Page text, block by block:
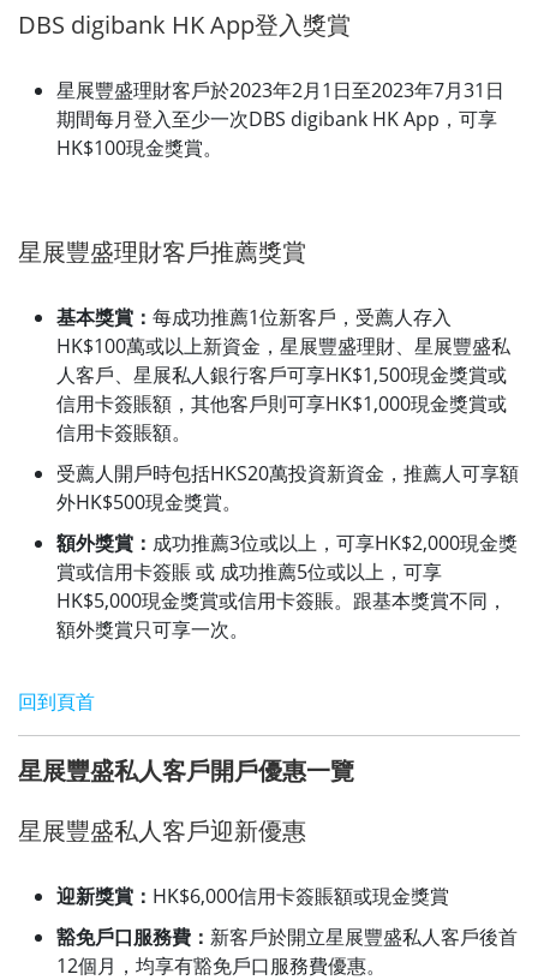
DBS digibank HK App登入獎賞
星展豐盛理財客戶於2023年2月1日至2023年7月31日
期間每月登入至少一次DBS digibank HK App，可享
HK$100現金獎賞。
星展豐盛理財客戶推薦獎賞
基本獎賞： 每成功推薦1位新客戶，受薦人存入
HK$100萬或以上新資金，星展豐盛理財、星展豐盛私
人客戶、星展私人銀行客戶可享HK$1,500現金獎賞或
信用卡簽賬額，其他客戶則可享HK$1,000現金獎賞或
信用卡簽賬額。
受薦人開戶時包括HKS20萬投資新資金，推薦人可享額
外HK$500現金獎賞。
額外獎賞： 成功推薦3位或以上，可享HK$2,000現金獎
賞或信用卡簽賬 或 成功推薦5位或以上，可享
HK$5,000現金獎賞或信用卡簽賬。跟基本獎賞不同，
額外獎賞只可享一次。
回到頁首
星展豐盛私人客戶開戶優惠一覽
星展豐盛私人客戶迎新優惠
迎新獎賞： HK$6,000信用卡簽賬額或現金獎賞
豁免戶口服務費： 新客戶於開立星展豐盛私人客戶後首
12個月，均享有豁免戶口服務費優惠。